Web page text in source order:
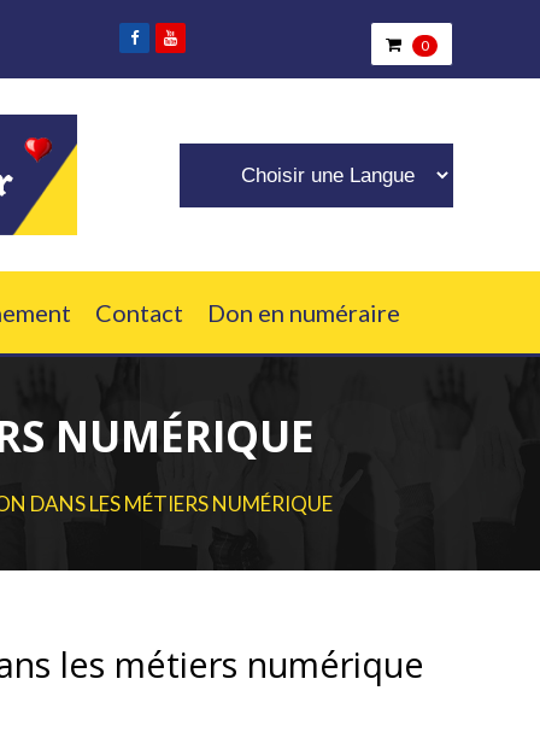
ont besoin de nous. 0
Contact Don en numéraire
NUMÉRIQUE
DANS LES MÉTIERS NUMÉRIQUE
les métiers numérique